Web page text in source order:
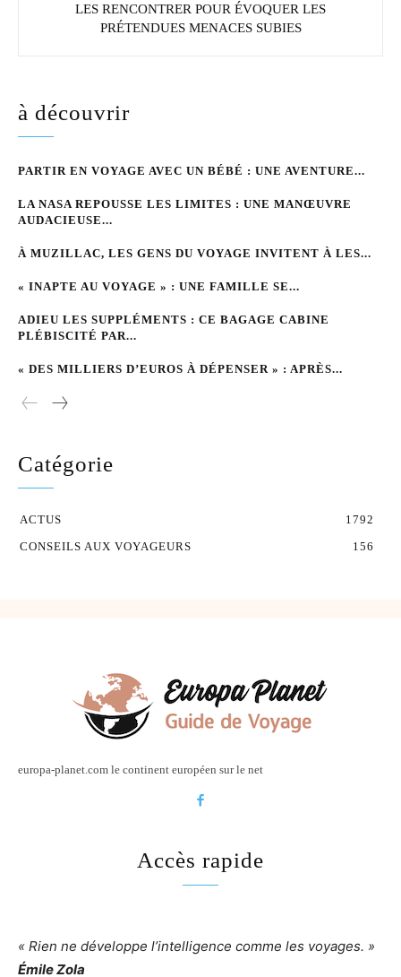
LES RENCONTRER POUR ÉVOQUER LES
PRÉTENDUES MENACES SUBIES
à découvrir
PARTIR EN VOYAGE AVEC UN BÉBÉ : UNE AVENTURE...
LA NASA REPOUSSE LES LIMITES : UNE MANŒUVRE
AUDACIEUSE...
À MUZILLAC, LES GENS DU VOYAGE INVITENT À LES...
« INAPTE AU VOYAGE » : UNE FAMILLE SE...
ADIEU LES SUPPLÉMENTS : CE BAGAGE CABINE
PLÉBISCITÉ PAR...
« DES MILLIERS D’EUROS À DÉPENSER » : APRÈS...
Catégorie
ACTUS
1792
CONSEILS AUX VOYAGEURS
156
europa-planet.com le continent européen sur le net
Accès rapide
« Rien ne développe l’intelligence comme les voyages. »
Émile Zola